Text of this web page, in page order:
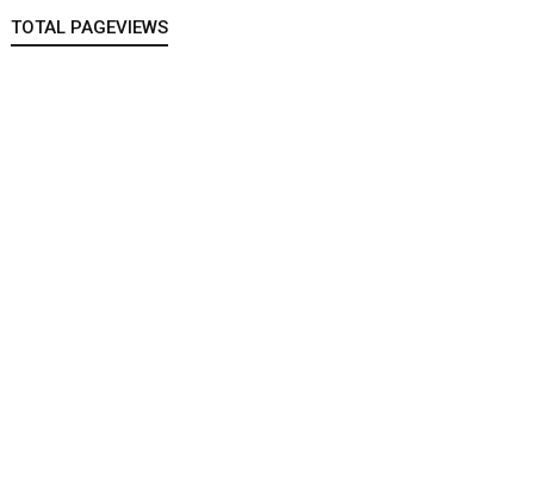
TOTAL PAGEVIEWS